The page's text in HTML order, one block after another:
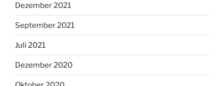
Dezember 2021
September 2021
Juli 2021
Dezember 2020